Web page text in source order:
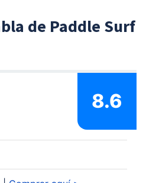
de Paddle Surf
8.6